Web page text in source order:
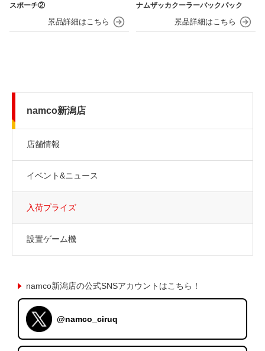
スポーチ②
ナムザッカクーラーバックパック
namco新潟店
店舗情報
イベント&ニュース
入荷プライズ
設置ゲーム機
namco新潟店の公式SNSアカウントはこちら！
@namco_ciruq